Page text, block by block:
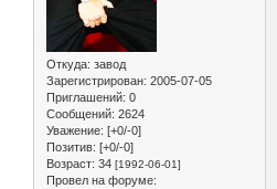
Откуда: завод
Зарегистрирован: 2005-07-05
Приглашений: 0
Сообщений: 2624
Уважение: [+0/-0]
Позитив: [+0/-0]
Возраст: 34 [1992-06-01]
Провел на форуме: